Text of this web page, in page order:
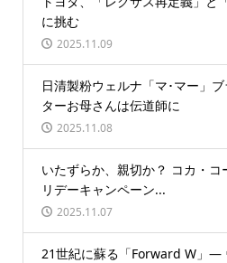
に挑む
2025.11.09
日清製粉ウェルナ「マ･マー」
ターお母さんは伝道師に
2025.11.08
いたずらか、親切か？ コカ・
リデーキャンペーン...
2025.11.07
21世紀に蘇る「Forward W」―